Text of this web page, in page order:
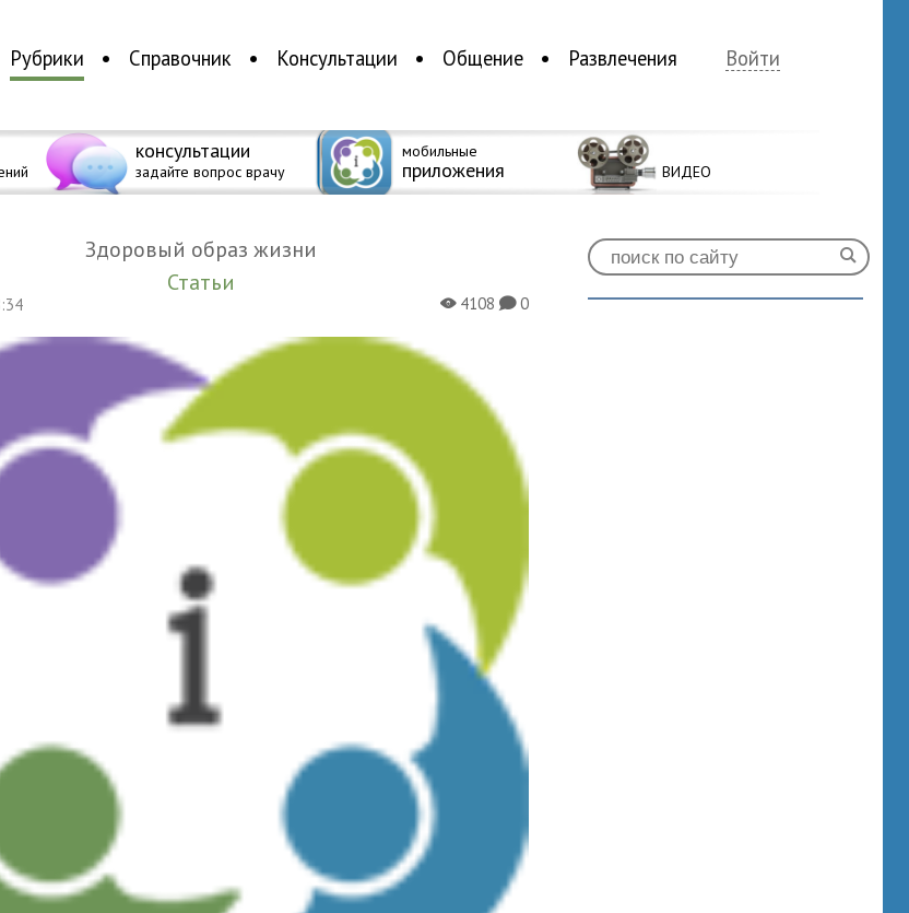
Рубрики Справочник Консультации Общение Развлечения Войти
консультации
задайте вопрос врачу
мобильные
приложения ВИДЕО
Здоровый образ жизни
Статьи
X4108K0